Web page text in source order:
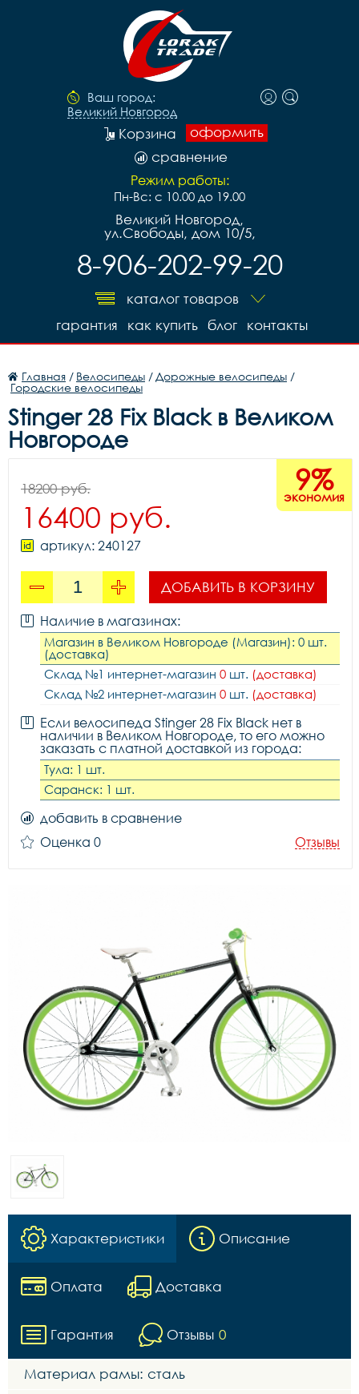
Ваш город:
Великий Новгород
оформить
Корзина
сравнение
Режим работы:
Пн-Вс: с 10.00 до 19.00
Великий Новгород,
ул.Свободы, дом 10/5,
8-906-202-99-20
каталог товаров
контакты
блог
как купить
гарантия
Главная / Велосипеды / Дорожные велосипеды /
Городские велосипеды
Stinger 28 Fix Black в Великом
Новгороде
9%
экономия
18200 руб.
16400 руб.
артикул: 240127
ДОБАВИТЬ В КОРЗИНУ
Наличие в магазинах:
Магазин в Великом Новгороде (Магазин): 0 шт.
(доставка)
Склад №1 интернет-магазин 0 шт. (доставка)
Склад №2 интернет-магазин 0 шт. (доставка)
Если велосипеда Stinger 28 Fix Black нет в
наличии в Великом Новгороде, то его можно
заказать с платной доставкой из города:
Тула: 1 шт.
Саранск: 1 шт.
добавить в сравнение
Оценка 0
Отзывы
Характеристики Описание
Оплата Доставка
Гарантия Отзывы 0
Материал рамы: сталь